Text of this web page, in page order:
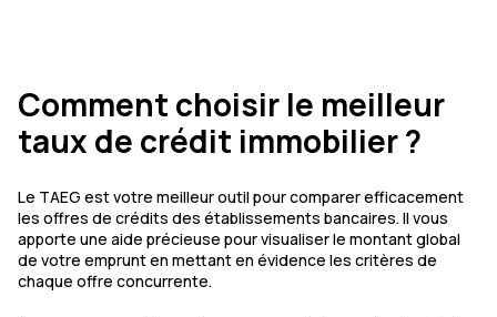
Comment choisir le meilleur
taux de crédit immobilier ?
Le TAEG est votre meilleur outil pour comparer efficacement
les offres de crédits des établissements bancaires. Il vous
apporte une aide précieuse pour visualiser le montant global
de votre emprunt en mettant en évidence les critères de
chaque offre concurrente.